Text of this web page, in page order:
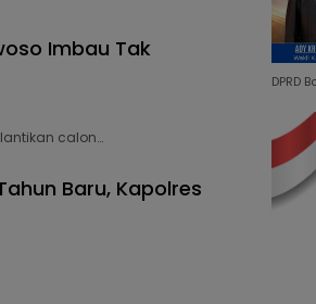
Imbau Tak
calon…
Baru, Kapolres
DPRD